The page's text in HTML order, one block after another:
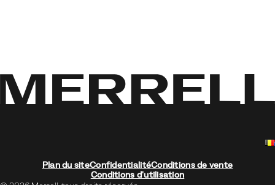
Plan du siteConfidentialitéConditions de vente
Conditions d'utilisation